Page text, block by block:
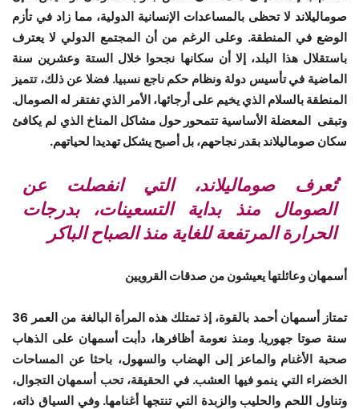
صوماليلاند لا تحظى بالمساعدات الإنسانية الدولية، مما زاد في تأزم
الوضع في المنطقة. وعلى الرغم من أن المجتمع الدولي لا يعترف
باستقلال هذا البلد، إلا أن سكانها نجحوا خلال الستة وعشرين سنة
الماضية في تأسيس دولة ونظام حكم ناجع نسبيا. فضلا عن ذلك، تتميز
المنطقة بالسلام الذي يخيم على أرجائها، الأمر الذي تفتقر له الصومال.
وتبقى المعضلة الأساسية تتمحور حول مشاكل المناخ الذي لم يكافئ
سكان صوماليلاند بقدر نجاحهم، بل أصبح يشكل تهديدا لحياتهم.
تُعرف صوماليلاند، التي انفصلت عن
الصومال منذ بداية التسعينات، بدرجات
الحرارة المرتفعة للغاية منذ الصباح الباكر
أسمهان وعائلتها يعيشون من صدقات القرويين
تمتاز أسمهان أحمد بالقوة، إذ تمتلك هذه المرأة البالغة من العمر 36
سنة صوتا جهوريا. ومنذ نعومة أظافرها، دأبت أسمهان على الذهاب
صحبة الأغنام والماعز إلى الهضاب والسهول، باحثا عن المساحات
الخضراء التي ينمو فيها العشب. في الحقيقة، تحب أسمهان التجوال،
وتناول اللحم والحليب والزبدة التي تنتجها أغنامها. وفي السياق ذاته،